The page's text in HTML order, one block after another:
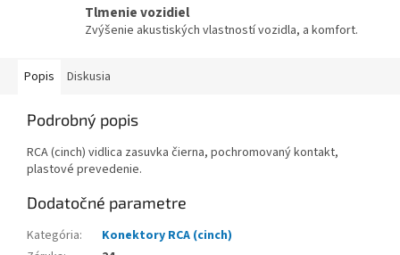
Tlmenie vozidiel
Zvýšenie akustiských vlastností vozidla, a komfort.
Popis Diskusia
Podrobný popis
RCA (cinch) vidlica zasuvka čierna, pochromovaný kontakt,
plastové prevedenie.
Dodatočné parametre
Kategória:
Konektory RCA (cinch)